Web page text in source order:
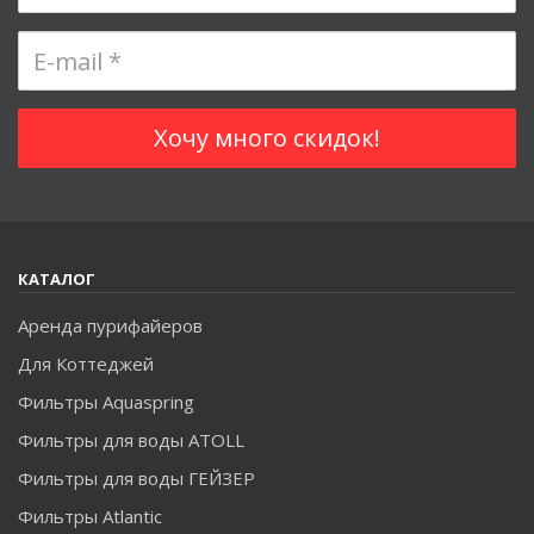
достаточно простой вопрос ни кто не сможет ответить. Почему
же?
КАТАЛОГ
Аренда пурифайеров
Для Коттеджей
Фильтры Aquaspring
Фильтры для воды ATOLL
Фильтры для воды ГЕЙЗЕР
Фильтры Atlantic